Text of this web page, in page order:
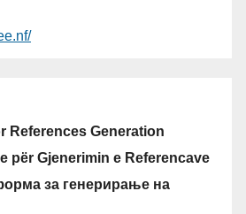
References Generation
për Gjenerimin e Referencave
за генерирање на